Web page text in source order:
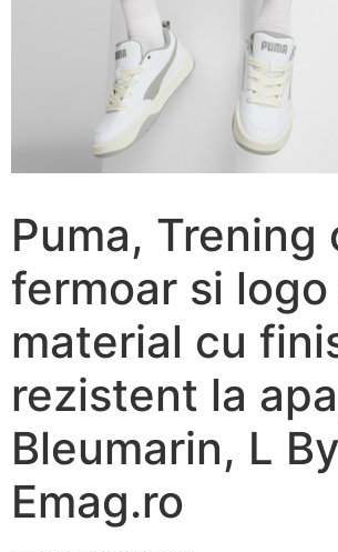
Puma, Trening
fermoar si logo
material cu
rezistent la
Bleumarin, L By
Emag.ro